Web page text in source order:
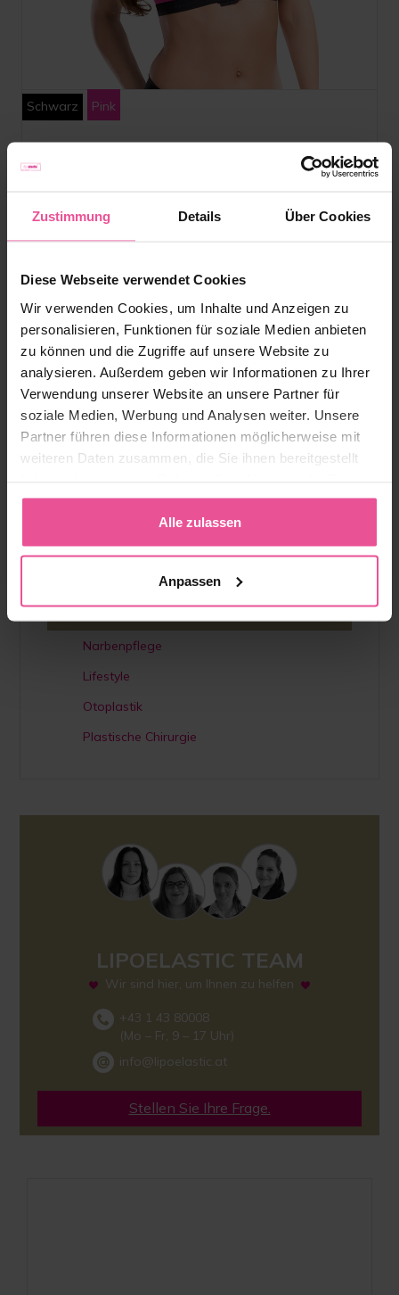
Zustimmung Details Über Cookies
Diese Webseite verwendet Cookies
Wir verwenden Cookies, um Inhalte und Anzeigen zu
personalisieren, Funktionen für soziale Medien anbieten
zu können und die Zugriffe auf unsere Website zu
analysieren. Außerdem geben wir Informationen zu Ihrer
Verwendung unserer Website an unsere Partner für
soziale Medien, Werbung und Analysen weiter. Unsere
Partner führen diese Informationen möglicherweise mit
weiteren Daten zusammen, die Sie ihnen bereitgestellt
gesammelt haben.
Alle zulassen
Anpassen
Schwarz Pink
Sport-BH der zweiten Stufe, Träger mit Schmetterlings-Clips,
vorderer Reißverschluss, verstärkte Körbchen
81,90 €
Hilfekategorie
Augmentationen
Bauchoperation
Brustverkleinerung
Fettabsaugung
Narbenpflege
Lifestyle
Otoplastik
Plastische Chirurgie
LIPOELASTIC TEAM
Wir sind hier, um Ihnen zu helfen
+43 1 43 80008
(Mo – Fr, 9 – 17 Uhr)
info@lipoelastic.at
Stellen Sie Ihre Frage.